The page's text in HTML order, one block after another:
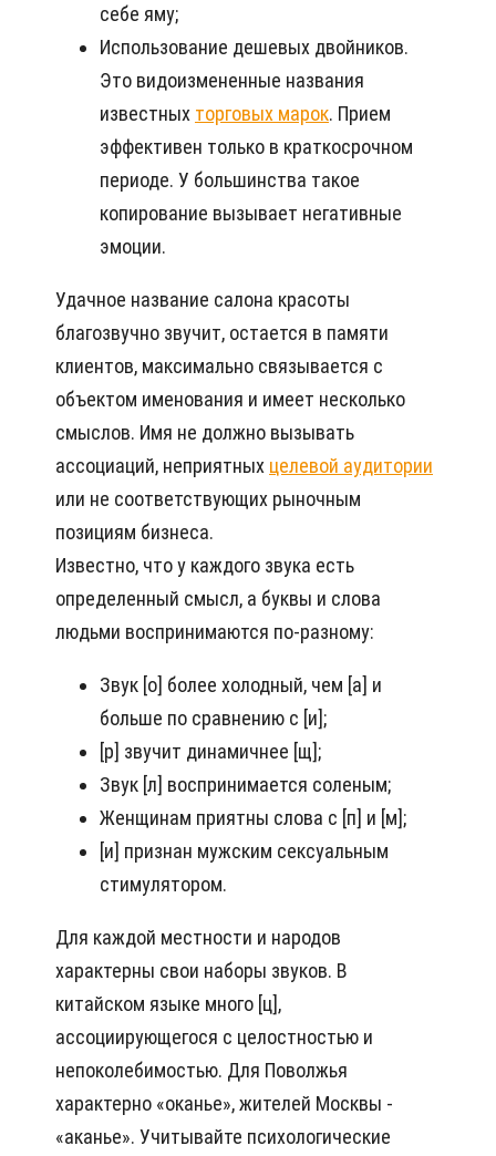
себе яму;
Использование дешевых двойников.
Это видоизмененные названия
известных торговых марок. Прием
эффективен только в краткосрочном
периоде. У большинства такое
копирование вызывает негативные
эмоции.
Удачное название салона красоты
благозвучно звучит, остается в памяти
клиентов, максимально связывается с
объектом именования и имеет несколько
смыслов. Имя не должно вызывать
ассоциаций, неприятных целевой аудитории
или не соответствующих рыночным
позициям бизнеса.
Известно, что у каждого звука есть
определенный смысл, а буквы и слова
людьми воспринимаются по-разному:
Звук [о] более холодный, чем [а] и
больше по сравнению с [и];
[р] звучит динамичнее [щ];
Звук [л] воспринимается соленым;
Женщинам приятны слова с [п] и [м];
[и] признан мужским сексуальным
стимулятором.
Для каждой местности и народов
характерны свои наборы звуков. В
китайском языке много [ц],
ассоциирующегося с целостностью и
непоколебимостью. Для Поволжья
характерно «оканье», жителей Москвы -
«аканье». Учитывайте психологические